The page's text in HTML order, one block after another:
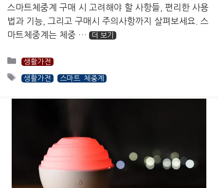
스마트체중계 구매 시 고려해야 할 사항들, 편리한 사용
법과 기능, 그리고 구매시 주의사항까지 살펴보세요. 스
마트체중계는 체중 …
더 보기
카
테
리
생활가전
태
생활가전 스마트 체중계